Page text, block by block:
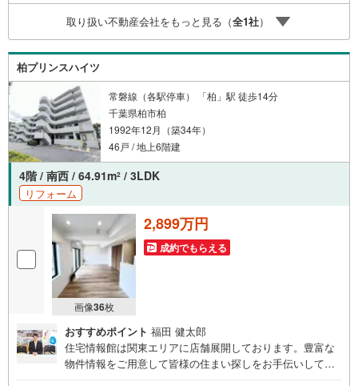
はありません。専属FPがお引渡し後も一生涯お守りしま
す。 Yahoo！不動産キャンペーン対象店舗 当店でのご成約
でPayPayボーナスがもらえるキャンペーン対象です！※必
ずYahoo！ JAPAN IDでログインの上お問い合わせくださ
い。
取り扱い不動産会社をもっと見る（全1社）
柏プリンスハイツ
常磐線（各駅停車） 「柏」駅 徒歩14分
千葉県柏市柏
1992年12月（築34年）
46戸 / 地上6階建
4階 / 南西 / 64.91m2 / 3LDK
リフォーム
画像36枚
2,899万円
成約でもらえる
おすすめポイント 福田 健太郎
住宅情報館は関東エリアに店舗展開しております。豊富な
物件情報をご用意して皆様の住まい探しをお手伝いしてお